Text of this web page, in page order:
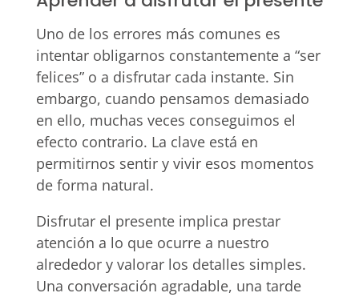
Uno de los errores más comunes es
intentar obligarnos constantemente a “ser
felices” o a disfrutar cada instante. Sin
embargo, cuando pensamos demasiado
en ello, muchas veces conseguimos el
efecto contrario. La clave está en
permitirnos sentir y vivir esos momentos
de forma natural.
Disfrutar el presente implica prestar
atención a lo que ocurre a nuestro
alrededor y valorar los detalles simples.
Una conversación agradable, una tarde